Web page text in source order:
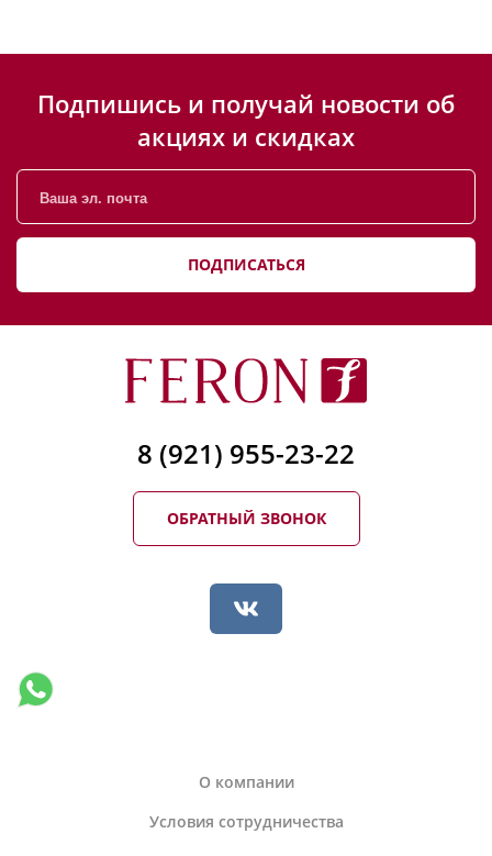
Подпишись и получай новости об
акциях и скидках
ПОДПИСАТЬСЯ
8 (921) 955-23-22
ОБРАТНЫЙ ЗВОНОК
О компании
Условия сотрудничества